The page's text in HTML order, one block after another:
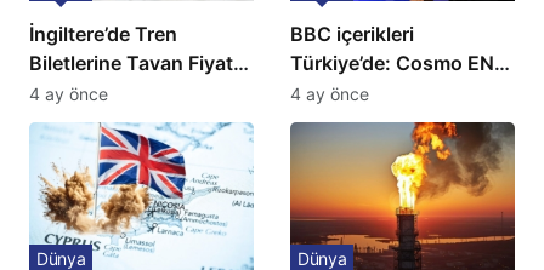
İngiltere’de Tren
Biletlerine Tavan Fiyat:
Ulaşımda Yeni
Düzenleme
4 ay önce
BBC içerikleri
Türkiye’de: Cosmo EN
ve BBC Player yayında
4 ay önce
Dünya Dünya